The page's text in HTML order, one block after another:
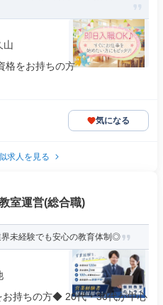
山
格をお持ちの方
気になる
求人を見る
室運営(総合職)
界未経験でも安心の教育体制◎
持ちの方◆ 20代・30代が中心